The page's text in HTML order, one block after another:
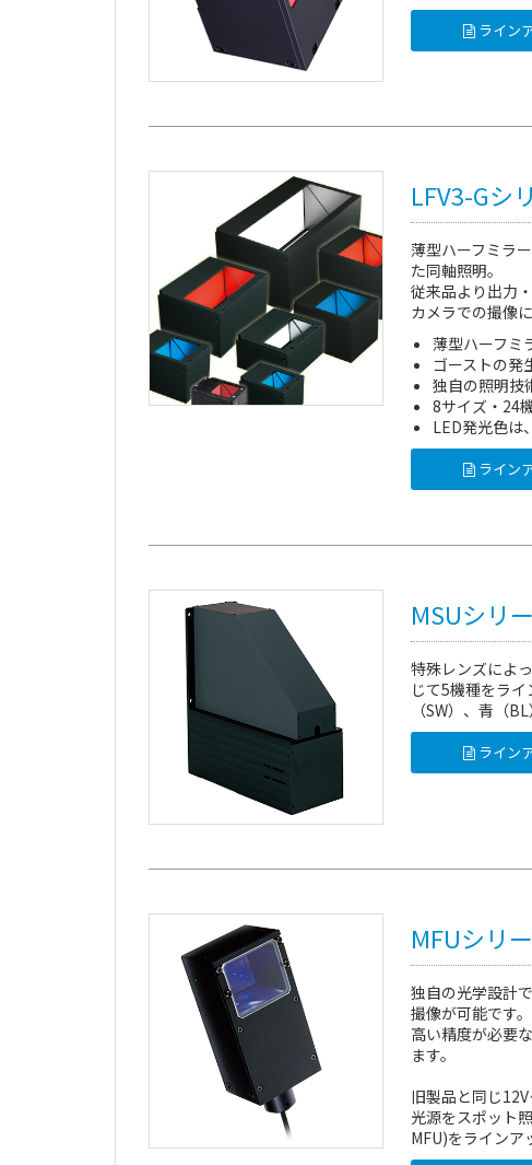
ライン
LFV3-Gシ
薄型ハーフミラ
た同軸照明。
従来品より出力
カメラでの撮像
薄型ハーフミ
ゴーストの発
独自の照明技
8サイズ・24
LED発光色は
ライン
MSUシリ
特殊レンズによ
じて5機種をラ
（SW）、青（
ライン
MFUシリ
独自の光学設計
撮像が可能です。
高い精度が必要
ます。
旧製品と同じ
光源をスポット
MFU)をラインア